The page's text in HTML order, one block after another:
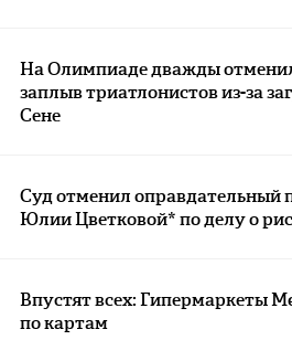
На Олимпиаде дважды
заплыв триатлонистов из-за
Сене
Суд отменил оправдательный
Юлии Цветковой* по делу о
Впустят всех: Гипермаркеты
по картам